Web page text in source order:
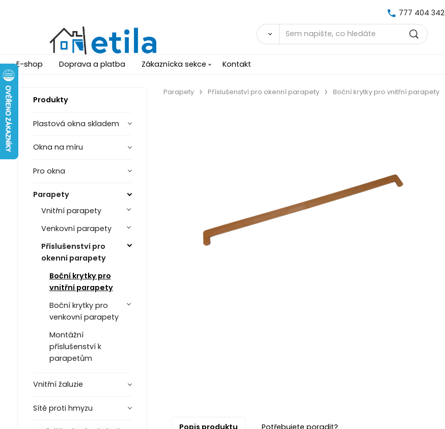
777 404 342
E-shop Doprava a platba Zákaznícka sekce Kontakt
Produkty
Plastová okna skladem
Okna na míru
Pro okna
Parapety
Vnitřní parapety
Venkovní parapety
Příslušenství pro
okenní parapety
Boční krytky pro
vnitřní parapety
Boční krytky pro
venkovní parapety
Montážní
příslušenství k
parapetům
Vnitřní žaluzie
Sítě proti hmyzu
Parapety Příslušenství pro okenní parapety Boční krytky pro vnitřní parapety